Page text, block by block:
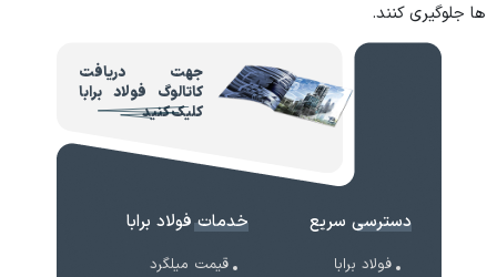
ها جلوگیری کنند.
جهت دریافت
کاتالوگ فولاد برابا
کلیک کنید
دسترسی سریع
فولاد برابا
خدمات فولاد برابا
قیمت میلگرد